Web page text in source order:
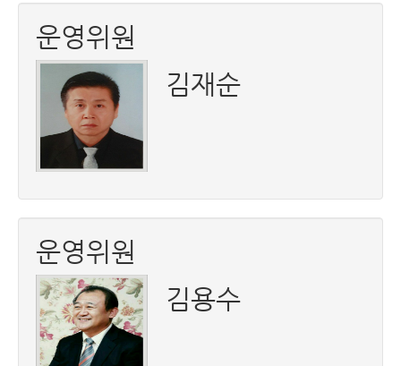
운영위원
김재순
운영위원
김용수